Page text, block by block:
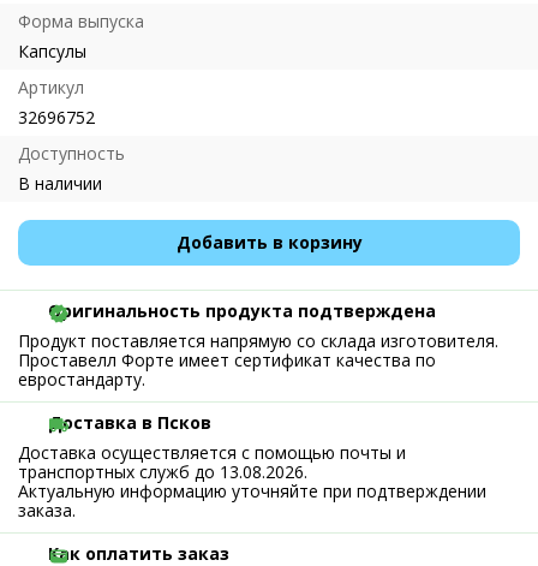
Форма выпуска
Капсулы
Артикул
32696752
Доступность
В наличии
Добавить в корзину
Оригинальность продукта подтверждена
Продукт поставляется напрямую со склада изготовителя.
Проставелл Форте имеет сертификат качества по
евростандарту.
Доставка в Псков
Доставка осуществляется с помощью почты и
транспортных служб до 13.08.2026.
Актуальную информацию уточняйте при подтверждении
заказа.
Как оплатить заказ